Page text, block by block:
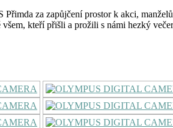
za zapůjčení prostor k akci,
kteří přišli a prožili s námi hezký